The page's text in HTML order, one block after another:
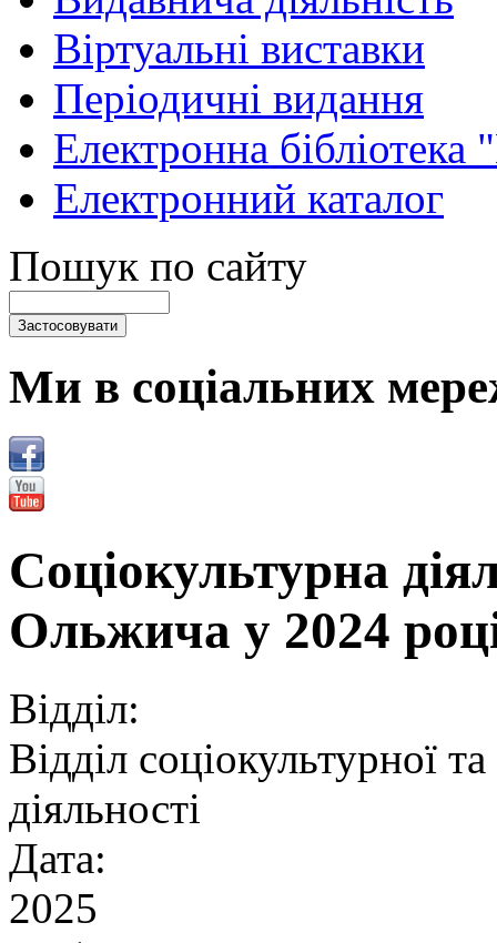
Віртуальні виставки
Періодичні видання
Електронна
Електронний каталог
Пошук по сайту
Ми в соціальних
Соціокультурна
Ольжича у 2024
Відділ:
Відділ соціокультурної
діяльності
Дата:
2025